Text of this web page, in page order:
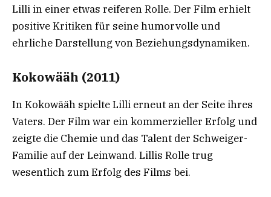
Lilli in einer etwas reiferen Rolle. Der Film erhielt
positive Kritiken für seine humorvolle und
ehrliche Darstellung von Beziehungsdynamiken.
Kokowääh (2011)
In Kokowääh spielte Lilli erneut an der Seite ihres
Vaters. Der Film war ein kommerzieller Erfolg und
zeigte die Chemie und das Talent der Schweiger-
Familie auf der Leinwand. Lillis Rolle trug
wesentlich zum Erfolg des Films bei.